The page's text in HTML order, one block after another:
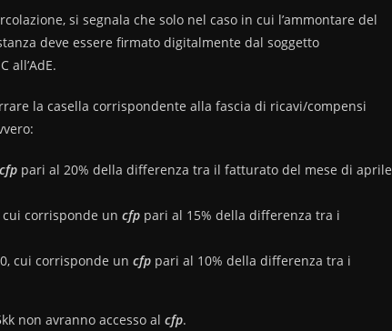
si segnala che solo nel caso in cui l’ammontare del
deve essere firmato digitalmente dal soggetto
all’AdE.
la casella corrispondente alla fascia di ricavi/compensi
cfp pari al 20% della differenza tra il fatturato del mese di aprile
cui corrisponde un cfp pari al 15% della differenza tra i
cui corrisponde un cfp pari al 10% della differenza tra i
non avranno accesso al cfp.